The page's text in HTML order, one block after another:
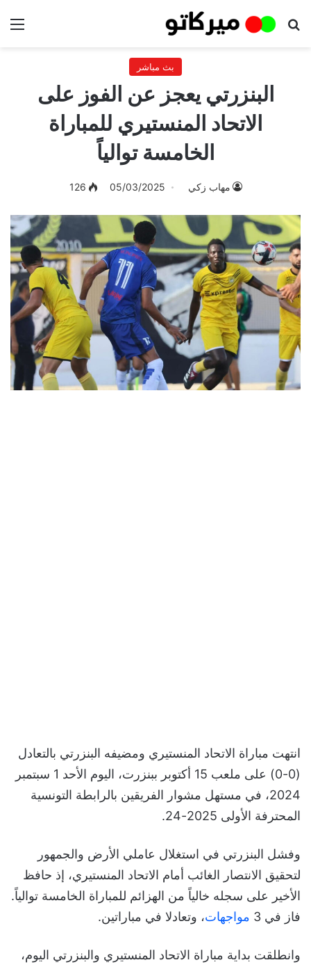
بحث عن
بث مباشر
البنزرتي يعجز عن الفوز على
الاتحاد المنستيري للمباراة
الخامسة توالياً
مهاب زكي 05/03/2025
126
انتهت مباراة الاتحاد المنستيري ومضيفه البنزرتي بالتعادل
(0-0) على ملعب 15 أكتوبر ببنزرت، اليوم الأحد 1 سبتمبر
2024، في مستهل مشوار الفريقين بالرابطة التونسية
المحترفة الأولى 2025-24.
وفشل البنزرتي في استغلال عاملي الأرض والجمهور
لتحقيق الانتصار الغائب أمام الاتحاد المنستيري، إذ حافظ
الأخير على سجله خالياً من الهزائم للمباراة الخامسة توالياً.
فاز في 3
مواجهات، وتعادلا في مباراتين.
وانطلقت بداية مباراة الاتحاد المنستيري والبنزرتي اليوم،